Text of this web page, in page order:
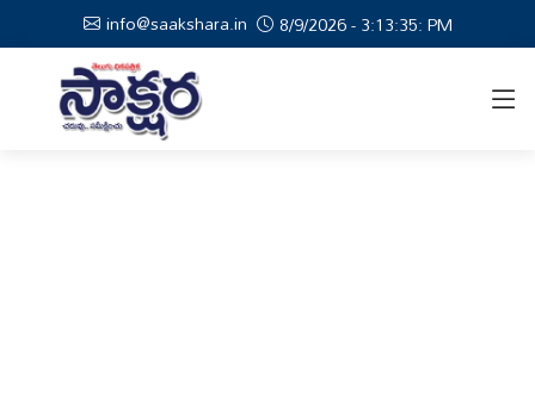
info@saakshara.in 8/9/2026 - 3:13:36: PM